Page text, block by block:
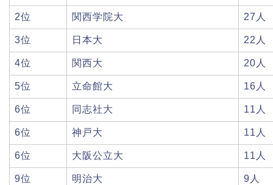
2位 関西学院大 27人
3位 日本大 22人
4位 関西大 20人
5位 立命館大 16人
6位 同志社大 11人
6位 神戸大 11人
6位 大阪公立大 11人
9位 明治大 9人